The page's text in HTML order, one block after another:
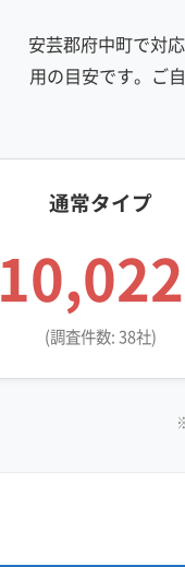
安芸郡府中町で対
用の目安です。ご
通常タイプ
10,022
(調査件数: 38社)